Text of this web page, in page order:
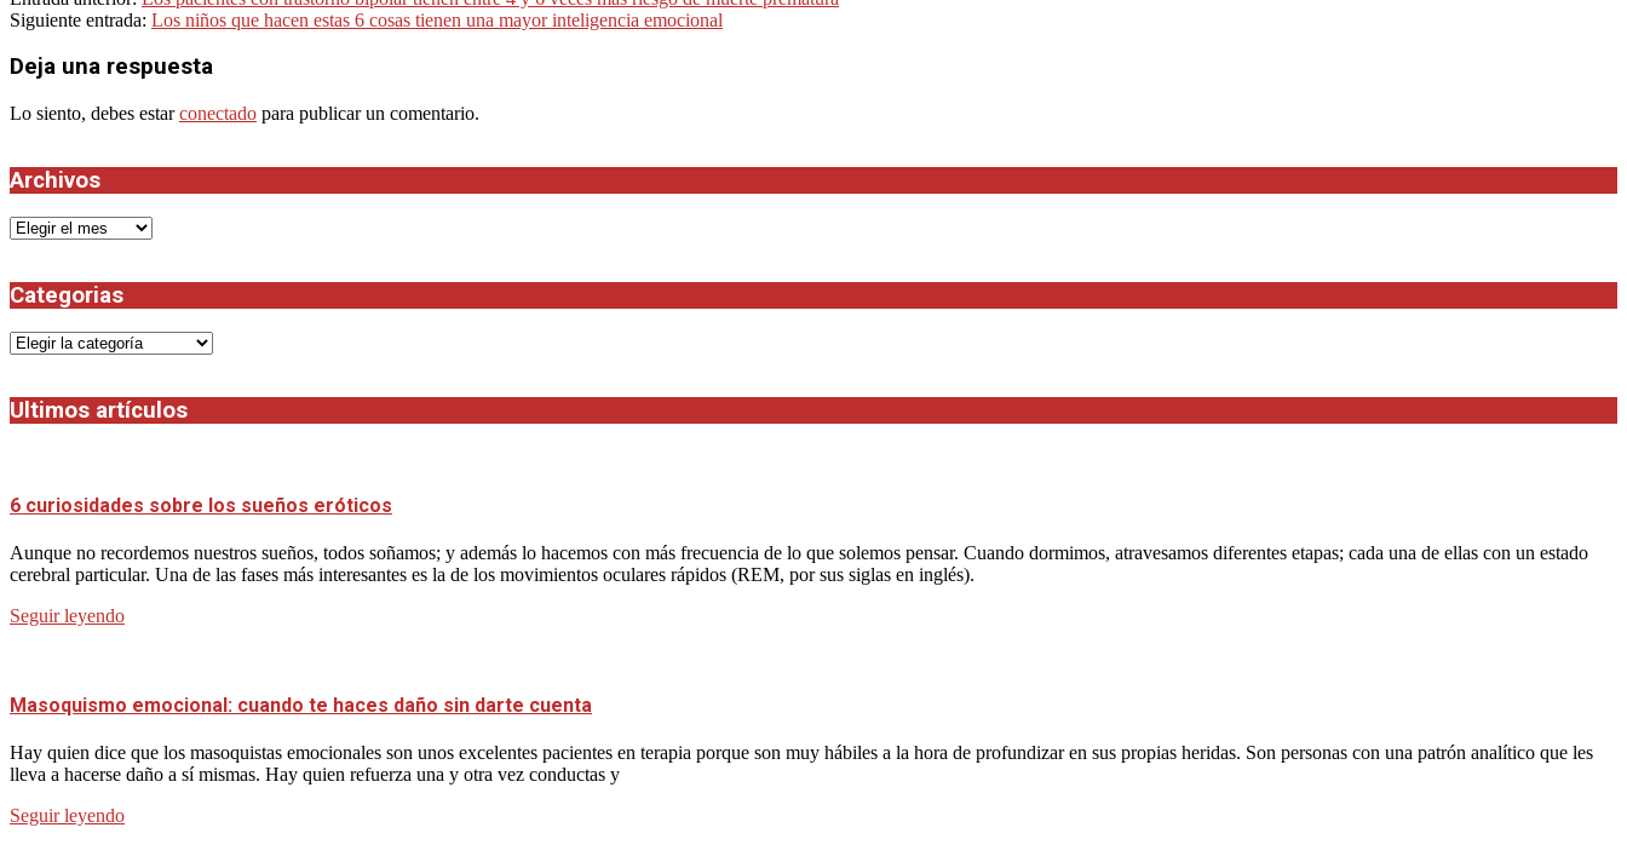
02-
Siguiente entrada: Los niños que hacen estas 6 cosas tienen una mayor inteligencia emocional
Deja una respuesta
Lo siento, debes estarconectado para publicar un comentario.
Archivos
Archivos
Categorias
Categorias
Ultimos artículos
6 curiosidades sobre los sueños eróticos
Aunque no recordemos nuestros sueños, todos soñamos; y además lo hacemos con más frecuencia de lo que solemos pensar. Cuando dormimos, atravesamos diferentes etapas; cada una de ellas con un estado
cerebral particular. Una de las fases más interesantes es la de los movimientos oculares rápidos (REM, por sus siglas en inglés).
Seguir leyendo
Masoquismo emocional: cuando te haces daño sin darte cuenta
Hay quien dice que los masoquistas emocionales son unos excelentes pacientes en terapia porque son muy hábiles a la hora de profundizar en sus propias heridas. Son personas con una patrón analítico que les
lleva a hacerse daño a sí mismas. Hay quien refuerza una y otra vez conductas y
Seguir leyendo